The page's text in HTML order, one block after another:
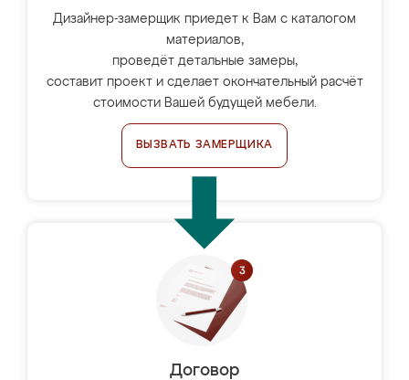
Дизайнер-замерщик приедет к Вам с каталогом
материалов,
проведёт детальные замеры,
составит проект и сделает окончательный расчёт
стоимости Вашей будущей мебели.
ВЫЗВАТЬ ЗАМЕРЩИКА
Договор